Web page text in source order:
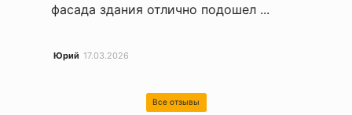
фасада здания отлично подошел ...
Юрий 17.03.2026
Все отзывы